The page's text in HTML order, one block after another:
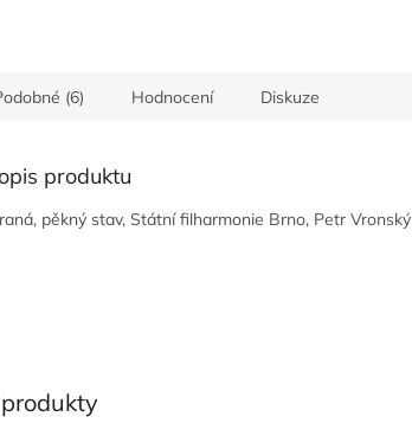
(6) Hodnocení Diskuze
produktu
pěkný stav, Státní filharmonie Brno, Petr Vronský